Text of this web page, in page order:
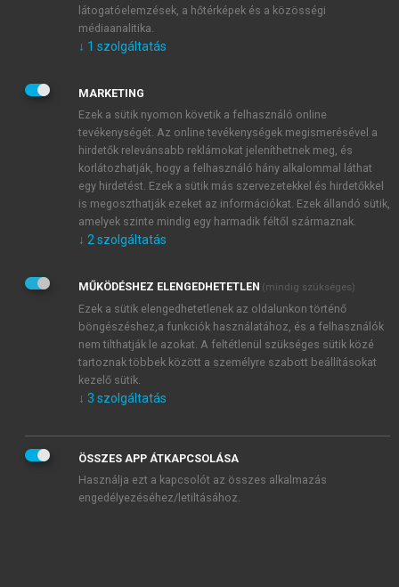
JELSZÓ
JELSZÓ ÚJRA
Kérek értesítést a MeRSZ újdonságairól, akcióiról.
Kérek értesítést az Akadémiai Kiadó Zrt. újdonságairól,
Adatkezelési tájékoztatóbanfoglaltakat tudomásul
veszem és elfogadom.
Általános vásárlási feltételeket, valamint a szotar.netés a
mersz.huoldalak licencszerződéseiben foglaltakat
tudomásul veszem és elfogadom.
KIPRÓBÁLOM
látogatóelemzések, a hőtérképek és a közösségi
médiaanalitika.
↓ 1 szolgáltatás
MARKETING
Ezek a sütik nyomon követik a felhasználó online
tevékenységét. Az online tevékenységek megismerésével a
hirdetők relevánsabb reklámokat jeleníthetnek meg, és
korlátozhatják, hogy a felhasználó hány alkalommal láthat
egy hirdetést. Ezek a sütik más szervezetekkel és hirdetőkkel
is megoszthatják ezeket az információkat. Ezek állandó sütik,
amelyek szinte mindig egy harmadik féltől származnak.
↓ 2 szolgáltatás
MŰKÖDÉSHEZ ELENGEDHETETLEN (mindig szükséges)
Ezek a sütik elengedhetetlenek az oldalunkon történő
böngészéshez,a funkciók használatához, és a felhasználók
nem tilthatják le azokat. A feltétlenül szükséges sütik közé
tartoznak többek között a személyre szabott beállításokat
kezelő sütik.
↓ 3 szolgáltatás
ÖSSZES APP ÁTKAPCSOLÁSA
Használja ezt a kapcsolót az összes alkalmazás
engedélyezéséhez/letiltásához.